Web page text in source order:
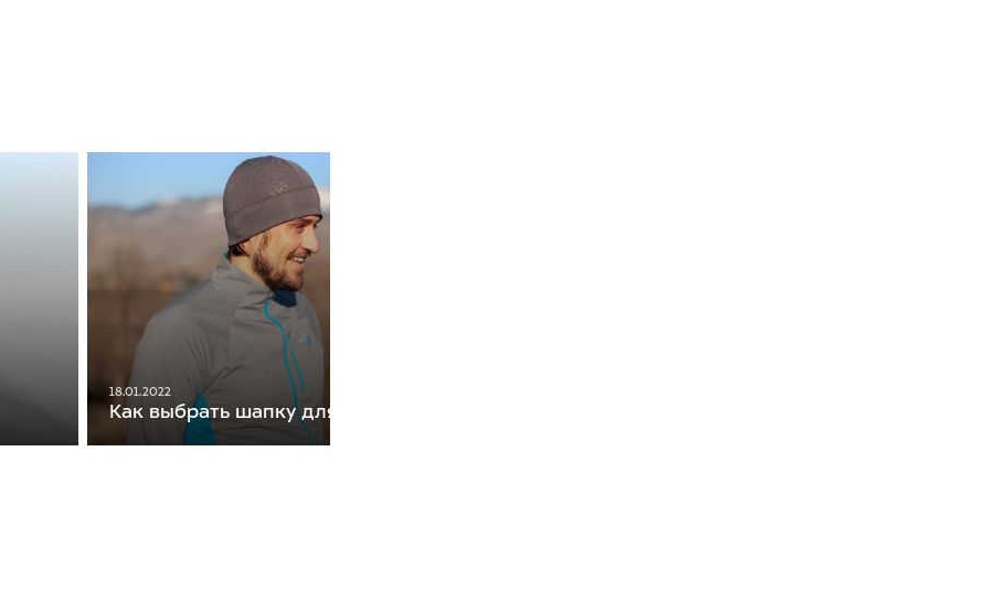
18.01.2022
Как выбрать шапку для бега